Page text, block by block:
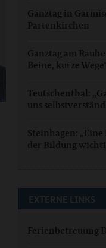
Ganztag in
Partenkirchen
Ganztag am
Beine, kurze
Teutschenthal:
uns
Steinhagen:
der Bildung
EXTERNE LINKS
Ferienbetreuung